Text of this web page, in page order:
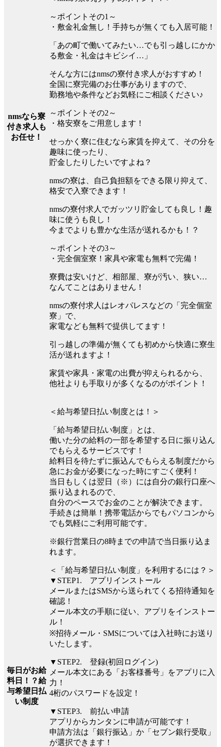
nmsなら寮
付き求人も
お任せ！
～ポイントその1～
・敷金礼金無し！手持ちが無くても入居可能！
「あの町で働いてみたい…でも引っ越しにかか
る敷金・礼金はキビシイ…」
そんな方にはnmsの寮付き求人がおすすめ！
全国に寮完備のお仕事がありますので、
勤務地や条件などお気軽にご相談ください♪
～ポイントその2～
・格安寮をご用意します！
せっかく寮に住むなら家賃を抑えて、その分を
趣味に使ったり、
貯金したりしたいですよね？
nmsの寮は、自己負担額をできる限り抑えて、
格安で入寮できます！
nmsの寮付求人でガッツリ貯金しても良し！趣
味に使うも良し！
今までよりも豊かな生活が送れるかも！？
～ポイントその3～
・完全個室寮！家具や家電も無料で完備！
寮費は安いけど、相部屋、寮が汚い、狭い…
なんてことはありません！
nmsの寮付求人はレオパレスなどの「完全個室
寮」で、
家電なども無料で提供してます！
引っ越しの準備が無くても初めから快適に寮生
活が送れますよ！
家賃や家具・家電の出費が抑えられるから、
他社よりも手取りが多くなるのがポイント！
毎日がお給
料日！？給
与希望日払
い制度
＜給与希望日払い制度とは！＞
「給与希望日払い制度」とは、
働いた分の給料の一部を希望する日に振り込ん
でもらえるサービスです！
給料日を待たずに振込んでもらえる制度だから
急にお金が必要になった時にすごく便利！
当日もしくは翌日（※）には自分の銀行口座へ
振り込まれるので、
自分のペースでお金のことが解決できます。
手続きは簡単！携帯電話からでもパソコンから
でも気軽にご利用可能です。
※銀行営業日の8時までの申請で当日振り込ま
れます。
＜「給与希望日払い制度」を利用するには？＞
▼STEP1. アプリインストール
メールまたはSMSから送られてくる招待通知を
確認！
メール本文の手順に従い、アプリをインストー
ル！
※招待メール・SMSについては入社時にお送り
いたします。
▼STEP2. 登録(初回ログイン)
メール本文にある「お客様番号」をアプリに入
力！
4桁のパスワードを設定！
▼STEP3. 前払い申請
アプリからカンタンに申請が可能です！
申請方法は「銀行振込」か「セブン銀行受取」
が選択できます！